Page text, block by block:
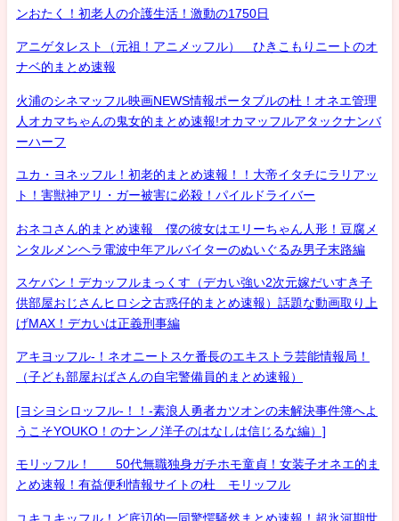
ンおたく！初老人の介護生活！激動の1750日
アニゲタレスト（元祖！アニメッフル） ひきこもりニートのオ
ナベ的まとめ速報
火浦のシネマッフル映画NEWS情報ポータブルの杜！オネエ管理
人オカマちゃんの鬼女的まとめ速報!オカマッフルアタックナンバ
ーハーフ
ユカ・ヨネッフル！初老的まとめ速報！！大帝イタチにラリアッ
ト！害獣神アリ・ガー被害に必殺！パイルドライバー
おネコさん的まとめ速報 僕の彼女はエリーちゃん人形！豆腐メ
ンタルメンヘラ電波中年アルバイターのぬいぐるみ男子末路編
スケバン！デカッフルまっくす（デカい強い2次元嫁だいすき子
供部屋おじさんヒロシ之古惑仔的まとめ速報）話題な動画取り上
げMAX！デカいは正義刑事編
アキヨッフル-！ネオニートスケ番長のエキストラ芸能情報局！
（子ども部屋おばさんの自宅警備員的まとめ速報）
[ヨシヨシロッフル-！！-素浪人勇者カツオンの未解決事件簿へよ
うこそYOUKO！のナンノ洋子のはなしは信じるな編）]
モリッフル！ 50代無職独身ガチホモ童貞！女装子オネエ的ま
とめ速報！有益便利情報サイトの杜 モリッフル
ユキユキッフル！ど底辺的一同驚愕騒然まとめ速報！超氷河期世